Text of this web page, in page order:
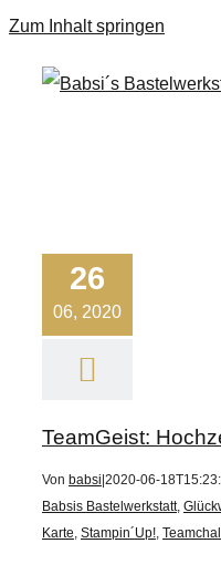
Zum Inhalt springen
26
06, 2020
TeamGeist:
Von babsi 2020-06-
Babsis Bastelwerkstatt,
Karte, Stampin´Up!,